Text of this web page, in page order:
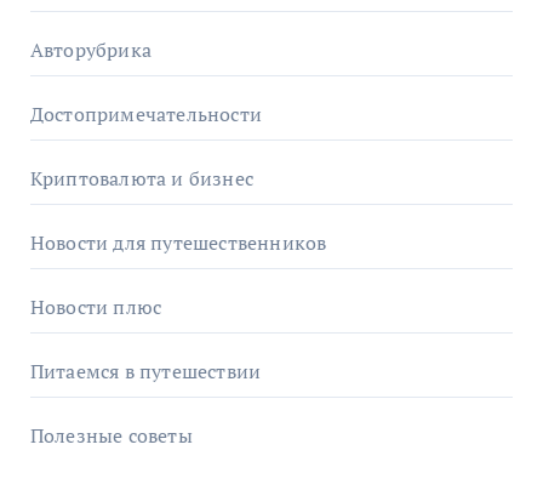
Авторубрика
Достопримечательности
Криптовалюта и бизнес
Новости для путешественников
Новости плюс
Питаемся в путешествии
Полезные советы